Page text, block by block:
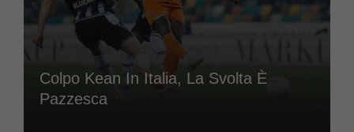
Colpo Kean In Italia, La Svolta È
Pazzesca